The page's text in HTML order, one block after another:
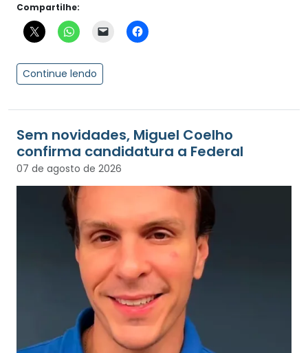
Compartilhe:
Continue lendo
Sem novidades, Miguel Coelho
confirma candidatura a Federal
07 de agosto de 2026